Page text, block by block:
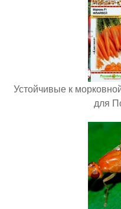
Устойчивые к
для